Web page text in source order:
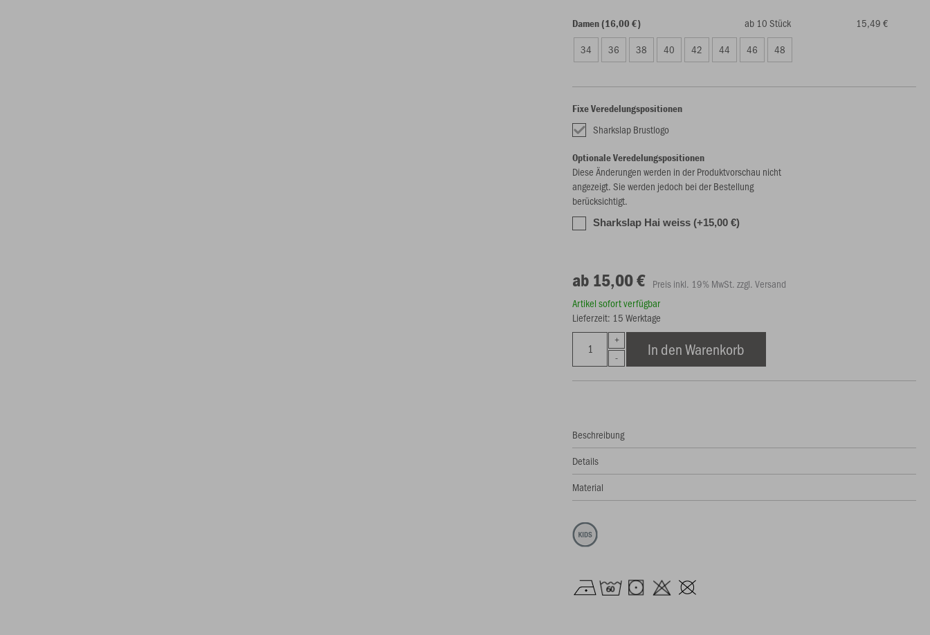
Damen (16,00 €) ab 10 Stück
15,49 €
34
36 38 40 42 44 46 48
Fixe Veredelungspositionen
Sharkslap Brustlogo
Optionale Veredelungspositionen
Diese Änderungen werden in der Produktvorschau nicht
angezeigt. Sie werden jedoch bei der Bestellung
berücksichtigt.
Sharkslap Hai weiss (+15,00 €)
ab 15,00 € Preis inkl. 19% MwSt. zzgl. Versand
Artikel sofort verfügbar
Lieferzeit: 15 Werktage
In den Warenkorb
Beschreibung
Details
Material